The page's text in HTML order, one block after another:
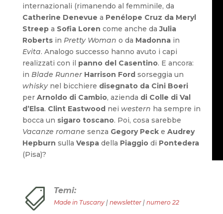
internazionali (rimanendo al femminile, da
Catherine Denevue a Penélope Cruz da Meryl
Streepa Sofia Loren come anche daJulia
Robertsin Pretty Woman o da Madonna in
Evita. Analogo successo hanno avuto i capi
realizzati con il panno del Casentino. E ancora:
in Blade Runner Harrison Fordsorseggia un
whiskynel bicchiere disegnato da Cini Boeri
perArnoldo di Cambio, azienda di Colle di Val
d’Elsa. Clint Eastwood nei western ha sempre in
bocca un sigaro toscano. Poi, cosa sarebbe
Vacanze romane senza Gegory Pecke Audrey
Hepburn sulla Vespa della Piaggiodi Pontedera
(Pisa)?
 Temi:
Made in Tuscany| newsletter| numero 22